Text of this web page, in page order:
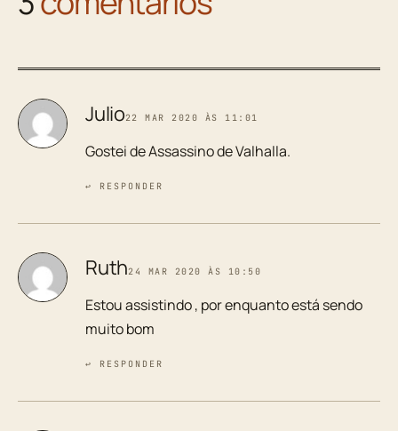
Julio22 MAR 2020 ÀS 11:01
Gostei de Assassino de Valhalla.
↩ RESPONDER
Ruth24 MAR 2020 ÀS 10:50
Estou assistindo , por enquanto está sendo
muito bom
↩ RESPONDER